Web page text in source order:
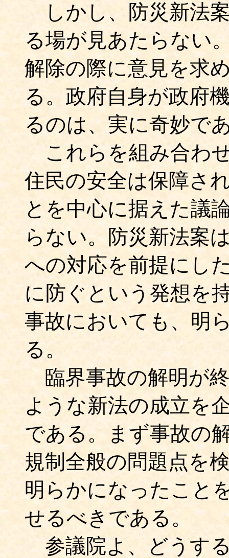
しかし、防災新法
る場が見あたらない
解除の際に意見を求
る。政府自身が政府
るのは、実に奇妙で
これらを組み合わ
住民の安全は保障さ
とを中心に据えた議
らない。防災新法案
への対応を前提にし
に防ぐという発想を
事故においても、明
る。
臨界事故の解明が
ような新法の成立を
である。まず事故の
規制全般の問題点を
明らかになったこと
せるべきである。
参議院よ、どうす